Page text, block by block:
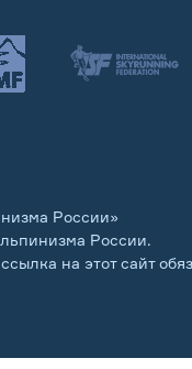
России»
России.
на этот сайт